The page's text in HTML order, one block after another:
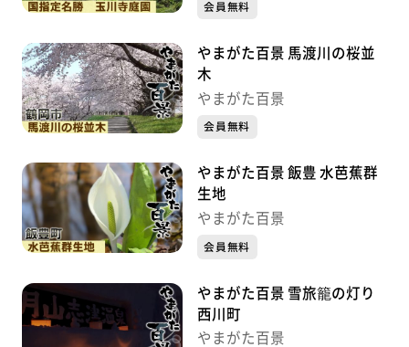
会員無料
やまがた百景 馬渡川の桜並
木
やまがた百景
会員無料
やまがた百景 飯豊 水芭蕉群
生地
やまがた百景
会員無料
やまがた百景 雪旅籠の灯り
西川町
やまがた百景